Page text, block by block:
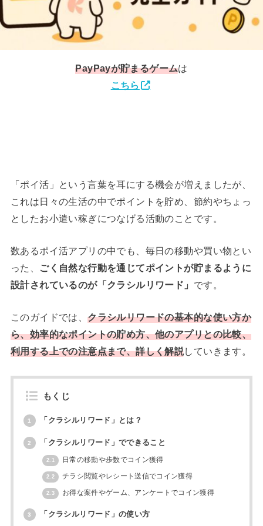
PayPayが貯まるゲームは
こちら
「ポイ活」という言葉を耳にする機会が増えましたが、
これは日々の生活の中でポイントを貯め、節約やちょっ
としたお小遣い稼ぎにつなげる活動のことです。
数あるポイ活アプリの中でも、毎日の移動や買い物とい
った、
ごく自然な行動を通じてポイントが貯まるように
設計されているのが「クラシルリワード」 です。
このガイドでは、クラシルリワードの基本的な使い方か
ら、効率的なポイントの貯め方、他のアプリとの比較、
利用する上での注意点まで、詳しく解説していきます。
もくじ
1 「クラシルリワード」とは？
2 「クラシルリワード」でできること
2.1 日常の移動や歩数でコイン獲得
2.2 チラシ閲覧やレシート送信でコイン獲得
2.3 お得な案件やゲーム、アンケートでコイン獲得
3 「クラシルリワード」の使い方